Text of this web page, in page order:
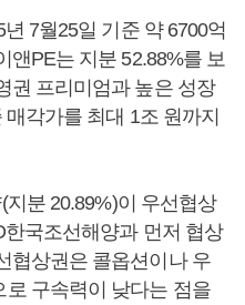
7월25일 기준 약 6700억
앤PE는 지분 52.88%를 보
권 프리미엄과 높은 성장
각가를 최대 1조 원까지
분 20.89%)이 우선협상
국조선해양과 먼저 협상
협상권은 콜옵션이나 우
구속력이 낮다는 점을